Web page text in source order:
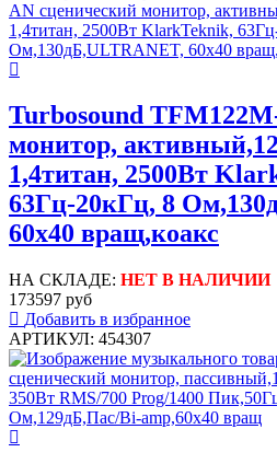
Turbosound
монитор,
1,4титан, 2500Вт
63Гц-20кГц, 8
60x40 вращ,коакс
НА СКЛАДЕ: НЕТ В НАЛИЧИИ
173597 руб
Добавить в избранное
АРТИКУЛ: 454307